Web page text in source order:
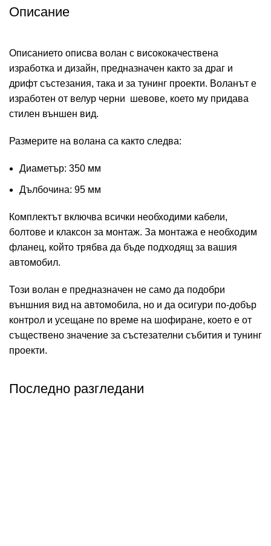
Описание
Описанието описва волан с висококачествена
изработка и дизайн, предназначен както за драг и
дрифт състезания, така и за тунинг проекти. Воланът е
изработен от велур черни шевове, което му придава
стилен външен вид.
Размерите на волана са както следва:
Диаметър: 350 мм
Дълбочина: 95 мм
Комплектът включва всички необходими кабели,
болтове и клаксон за монтаж. За монтажа е необходим
фланец, който трябва да бъде подходящ за вашия
автомобил.
Този волан е предназначен не само да подобри
външния вид на автомобила, но и да осигури по-добър
контрол и усещане по време на шофиране, което е от
съществено значение за състезателни събития и тунинг
проекти.
Последно разгледани